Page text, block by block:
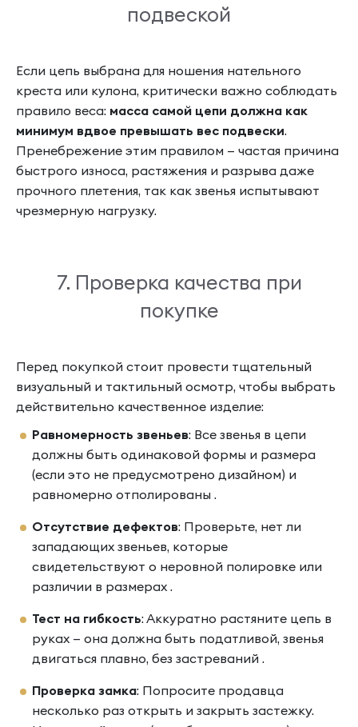
подвеской
Если цепь выбрана для ношения нательного
креста или кулона, критически важно соблюдать
правило веса: масса самой цепи должна как
минимум вдвое превышать вес подвески.
Пренебрежение этим правилом — частая причина
быстрого износа, растяжения и разрыва даже
прочного плетения, так как звенья испытывают
чрезмерную нагрузку.
7. Проверка качества при
покупке
Перед покупкой стоит провести тщательный
визуальный и тактильный осмотр, чтобы выбрать
действительно качественное изделие:
Равномерность звеньев: Все звенья в цепи
должны быть одинаковой формы и размера
(если это не предусмотрено дизайном) и
равномерно отполированы .
Отсутствие дефектов: Проверьте, нет ли
западающих звеньев, которые
свидетельствуют о неровной полировке или
различии в размерах .
Тест на гибкость: Аккуратно растяните цепь в
руках — она должна быть податливой, звенья
двигаться плавно, без застреваний .
Проверка замка: Попросите продавца
несколько раз открыть и закрыть застежку.